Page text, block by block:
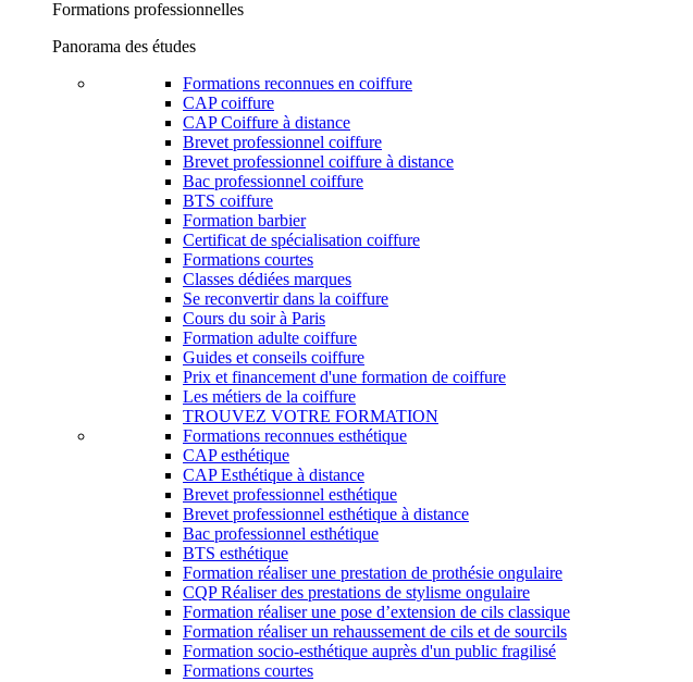
Formations professionnelles
Panorama des études
Formations reconnues en coiffure
CAP coiffure
CAP Coiffure à distance
Brevet professionnel coiffure
Brevet professionnel coiffure à distance
Bac professionnel coiffure
BTS coiffure
Formation barbier
Certificat de spécialisation coiffure
Formations courtes
Classes dédiées marques
Se reconvertir dans la coiffure
Cours du soir à Paris
Formation adulte coiffure
Guides et conseils coiffure
Prix et financement d'une formation de coiffure
Les métiers de la coiffure
TROUVEZ VOTRE FORMATION
Formations reconnues esthétique
CAP esthétique
CAP Esthétique à distance
Brevet professionnel esthétique
Brevet professionnel esthétique à distance
Bac professionnel esthétique
BTS esthétique
Formation réaliser une prestation de prothésie ongulaire
CQP Réaliser des prestations de stylisme ongulaire
Formation réaliser une pose d’extension de cils classique
Formation réaliser un rehaussement de cils et de sourcils
Formation socio-esthétique auprès d'un public fragilisé
Formations courtes